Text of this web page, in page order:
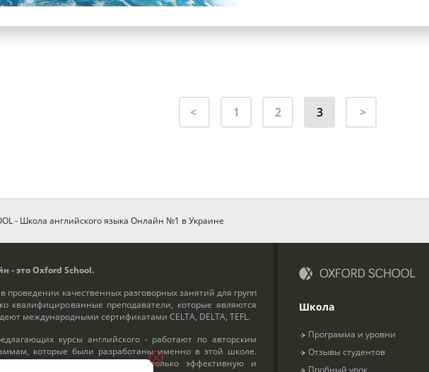
1 2 3
- Школа английского языка Онлайн №1 в Украине
- это Oxford School.
проведении качественных разговорных занятий для групп
квалифицированные преподаватели, которые являются
международными сертификатами CELTA, DELTA, TEFL.
курсы английского - работают по авторским
которые были разработаны именно в этой школе.
вам использовать только эффективную и
Школа
Программа и уровни
Отзывы студентов
Пробный урок